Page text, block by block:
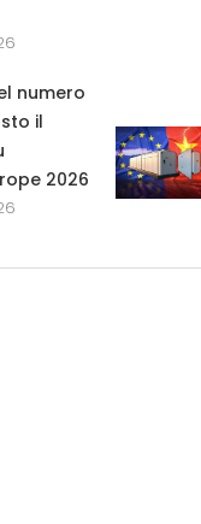
numero
il
2026